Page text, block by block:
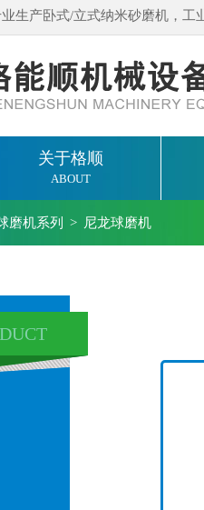
生产卧式/立式纳米砂磨机，工
关于格顺
ABOUT
磨机系列 > 尼龙球磨机